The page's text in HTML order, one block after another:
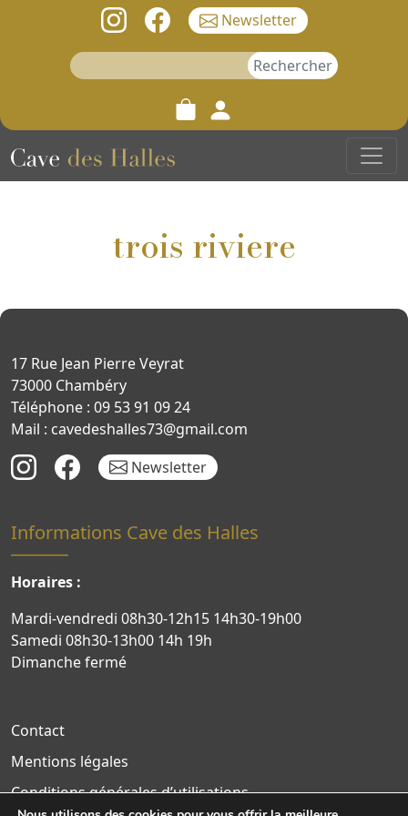
Newsletter
Rechercher :
trois riviere
17 Rue Jean Pierre Veyrat
73000 Chambéry
Téléphone : 09 53 91 09 24
Mail : cavedeshalles73@gmail.com
Newsletter
Informations Cave des Halles
Horaires :
Mardi-vendredi 08h30-12h15 14h30-19h00
Samedi 08h30-13h00 14h 19h
Dimanche fermé
Contact
Mentions légales
Conditions générales d’utilisations